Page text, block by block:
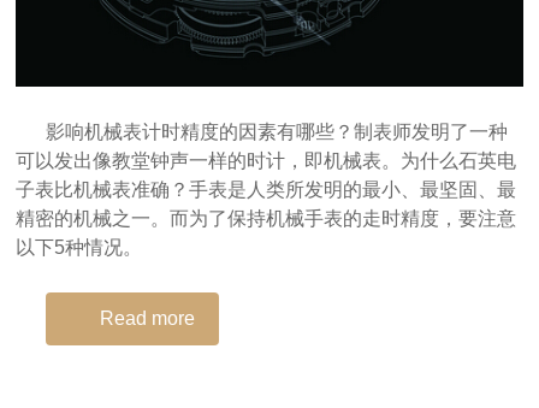
影响机械表计时精度的因素有哪些？制表师发明了一种
可以发出像教堂钟声一样的时计，即机械表。为什么石英电
子表比机械表准确？手表是人类所发明的最小、最坚固、最
精密的机械之一。而为了保持机械手表的走时精度，要注意
以下5种情况。
Read more